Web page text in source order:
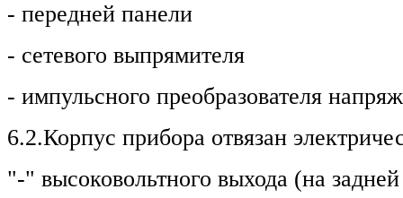
- передней панели
- сетевого выпрямителя
- импульсного преобразователя
6.2.Корпус прибора отвязан
"-" высоковольтного выхода (на